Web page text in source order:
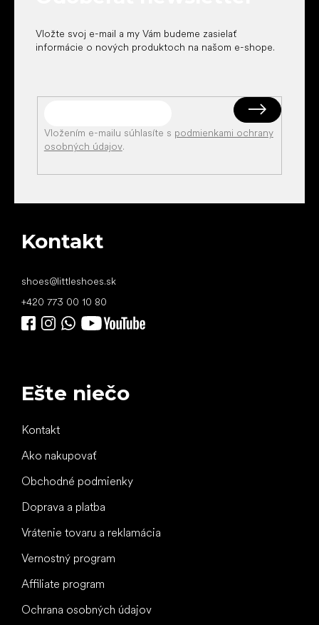
Vložte svoj e-mail a my Vám budeme zasielať
informácie o nových produktoch na našom e-shope.
Vložením e-mailu súhlasíte s podmienkami ochrany
osobných údajov.
Kontakt
shoes@littleshoes.sk
+420 773 00 10 80
Ešte niečo
Kontakt
Ako nakupovať
Obchodné podmienky
Doprava a platba
Vrátenie tovaru a reklamácia
Vernostný program
Affiliate program
Ochrana osobných údajov